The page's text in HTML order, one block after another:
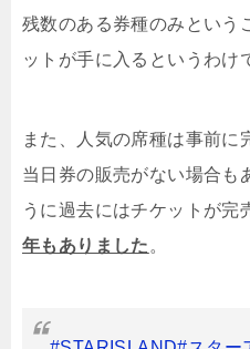
残数のある券種のみという
ットが手に入るというわけ
また、人気の席種は事前に
当日券の販売がない場合も
うに過去にはチケットが完
年もありました 。